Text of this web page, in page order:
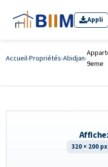
Appli
Accueil›Propriétés›Abidjan›
9eme
320 × 200 px